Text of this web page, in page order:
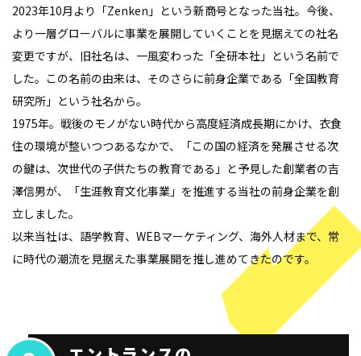
2023年10月より「Zenken」という新商号となった当社。今後、
より一層グローバルに事業を展開していくことを見据えての社名
変更ですが、旧社名は、一風変わった「全研本社」という名前で
した。この名前の由来は、そのさらに前身企業である「全国教育
研究所」という社名から。
1975年。戦後のモノがない時代から高度経済成長期にかけ、衣食
住の環境が整いつつあるなかで、「この国の経済を発展させる次
の鍵は、次世代の子供たちの教育である」と予見した創業者の吉
澤信男が、「生涯教育文化事業」を推進する当社の前身企業を創
立しました。
以来当社は、語学教育、WEBマーケティング、海外人材まで、常
に時代の潮流を見据えた事業展開を推し進めてきたのです。